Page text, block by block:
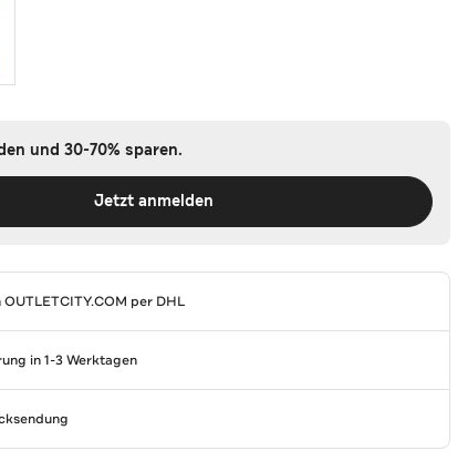
und 30-70% sparen.
Jetzt anmelden
OUTLETCITY.COM per DHL
in 1-3 Werktagen